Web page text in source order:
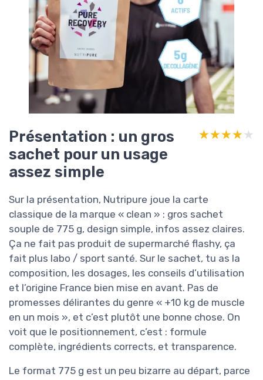
Présentation : un gros
sachet pour un usage
assez simple
★★★★★
★★★★★
Sur la présentation, Nutripure joue la carte
classique de la marque « clean » : gros sachet
souple de 775 g, design simple, infos assez claires.
Ça ne fait pas produit de supermarché flashy, ça
fait plus labo / sport santé. Sur le sachet, tu as la
composition, les dosages, les conseils d’utilisation
et l’origine France bien mise en avant. Pas de
promesses délirantes du genre « +10 kg de muscle
en un mois », et c’est plutôt une bonne chose. On
voit que le positionnement, c’est : formule
complète, ingrédients corrects, et transparence.
Le format 775 g est un peu bizarre au départ, parce